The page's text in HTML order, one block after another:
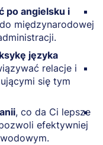
po angielsku i
międzynarodowej
języka
relacje i
się tym
, co da Ci lepsze
efektywniej